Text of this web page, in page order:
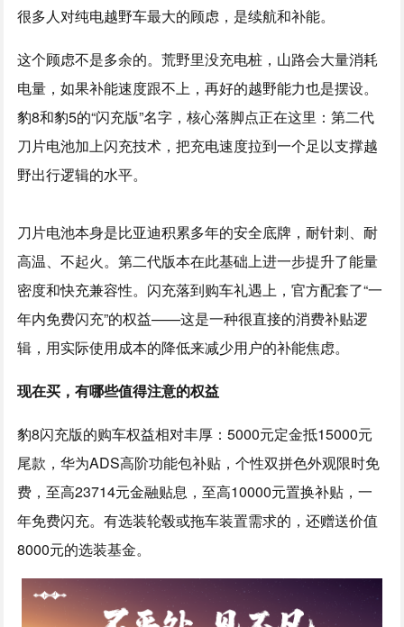
很多人对纯电越野车最大的顾虑，是续航和补能。
这个顾虑不是多余的。荒野里没充电桩，山路会大量消耗
电量，如果补能速度跟不上，再好的越野能力也是摆设。
豹8和豹5的“闪充版”名字，核心落脚点正在这里：第二代
刀片电池加上闪充技术，把充电速度拉到一个足以支撑越
野出行逻辑的水平。
刀片电池本身是比亚迪积累多年的安全底牌，耐针刺、耐
高温、不起火。第二代版本在此基础上进一步提升了能量
密度和快充兼容性。闪充落到购车礼遇上，官方配套了“一
年内免费闪充”的权益——这是一种很直接的消费补贴逻
辑，用实际使用成本的降低来减少用户的补能焦虑。
现在买，有哪些值得注意的权益
豹8闪充版的购车权益相对丰厚：5000元定金抵15000元
尾款，华为ADS高阶功能包补贴，个性双拼色外观限时免
费，至高23714元金融贴息，至高10000元置换补贴，一
年免费闪充。有选装轮毂或拖车装置需求的，还赠送价值
8000元的选装基金。